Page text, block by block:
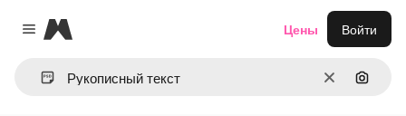
Close menu
Magnific
ОчиститьПоиск
Цены Войти